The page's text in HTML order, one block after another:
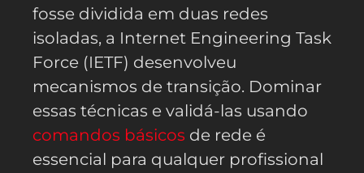
fosse dividida em duas redes
isoladas, a Internet Engineering Task
Force (IETF) desenvolveu
mecanismos de transição. Dominar
essas técnicas e validá-las usando
comandos básicos de rede é
essencial para qualquer profissional